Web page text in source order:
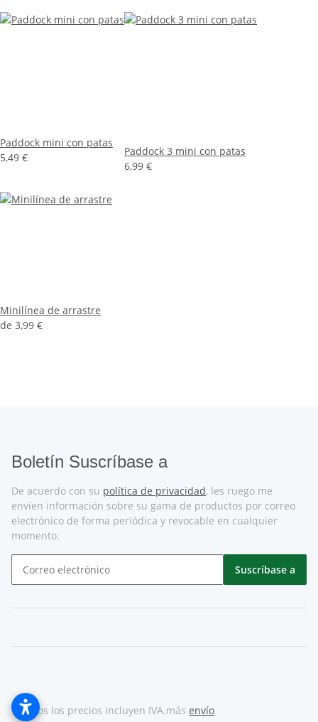
Paddock mini con patas
5,49 €
Paddock 3 mini con patas
6,99 €
Minilínea de arrastre
de 3,99 €
Boletín Suscríbase a
De acuerdo con su política de privacidad, les ruego me
envíen información sobre su gama de productos por correo
electrónico de forma periódica y revocable en cualquier
momento.
Suscríbase a
* Todos los precios incluyen IVA.más envío